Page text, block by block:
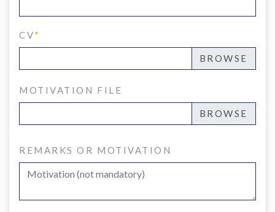
CV*
MOTIVATION FILE
REMARKS OR MOTIVATION